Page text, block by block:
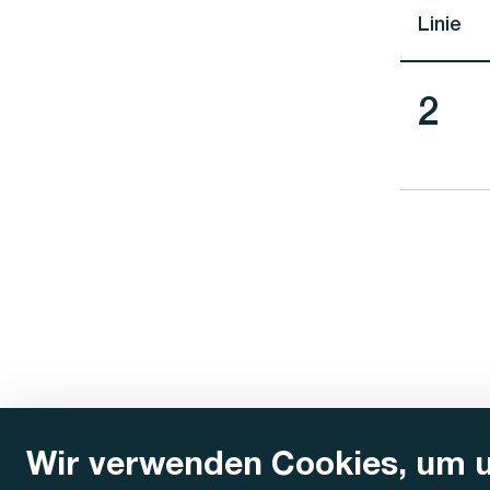
Wir verwenden Cookies, um
Linie
Linie
2